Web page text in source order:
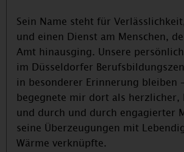
Sein Name steht für
und einen Dienst am Menschen,
Amt hinausging. Unsere
im Düsseldorfer
in besonderer Erinnerung bleiben
begegnete mir dort als
und durch und durch engagierter
seine Überzeugungen mit
Wärme verknüpfte.